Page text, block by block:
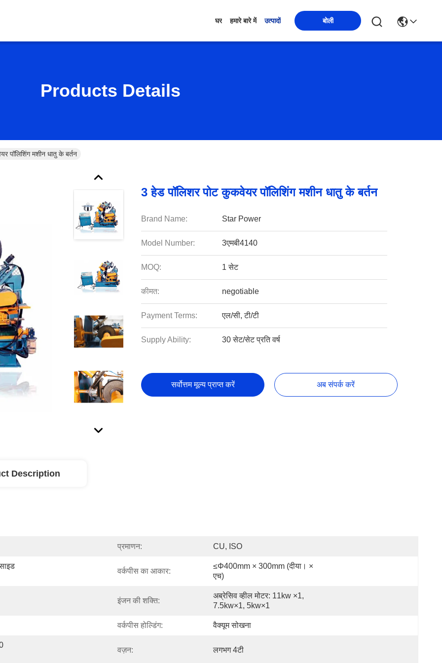
घर हमारे बारे में उत्पादों बोली
Products Details
पॉलिशिंग मशीन धातु के बर्तन
3 हेड पॉलिशर पोट कुकवेयर पॉलिशिंग मशीन धातु के बर्तन
Brand Name: Star Power
Model Number: 3एमबी4140
MOQ: 1 सेट
कीमत: negotiable
Payment Terms: एल/सी, टी/टी
Supply Ability: 30 सेट/सेट प्रति वर्ष
सर्वोत्तम मूल्य प्राप्त करें अब संपर्क करें
Description
प्रमाणन: CU, ISO
वर्कपीस का आकार:
≤φ400mm × 300mm (दीया। ×
एच)
इंजन की शक्ति:
अब्रेसिव व्हील मोटर: 11kw ×1,
7.5kw×1, 5kw×1
वर्कपीस होल्डिंग: वैक्यूम सोखना
वज़न: लगभग 4टी